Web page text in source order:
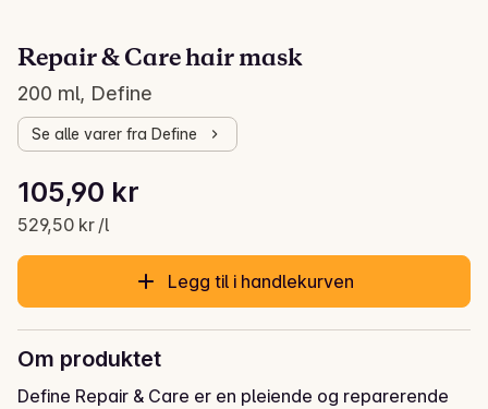
Repair & Care hair mask
200 ml, Define
Se alle varer fra Define
Gjeldende pris er: 105,90 kr
105,90 kr
529,50 kr /l
Stykkpris: 529,50 kr /l
Legg til i handlekurven
Om produktet
Define Repair & Care er en pleiende og reparerende